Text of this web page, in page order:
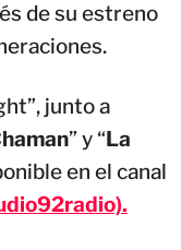
de su estreno
junto a
” y “La
en el canal